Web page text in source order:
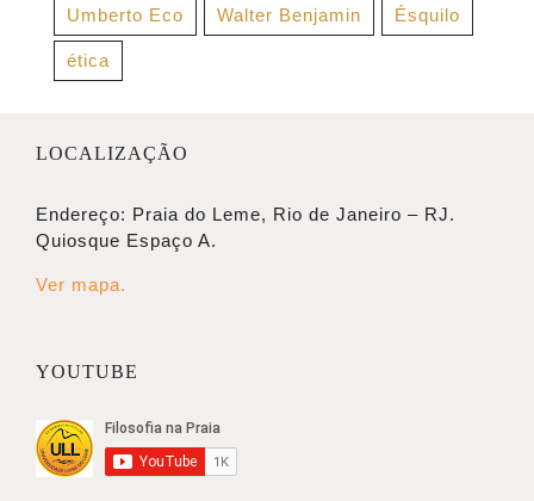
Umberto Eco Walter Benjamin Ésquilo
ética
LOCALIZAÇÃO
Endereço: Praia do Leme, Rio de Janeiro – RJ.
Quiosque Espaço A.
Ver mapa.
YOUTUBE